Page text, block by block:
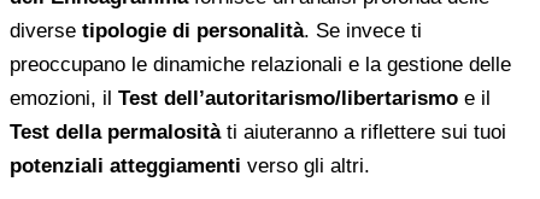
diverse tipologie di personalità. Se invece ti
preoccupano le dinamiche relazionali e la gestione delle
emozioni, il Test dell’autoritarismo/libertarismo e il
Test della permalositàti aiuteranno a riflettere sui tuoi
potenziali atteggiamenti verso gli altri.